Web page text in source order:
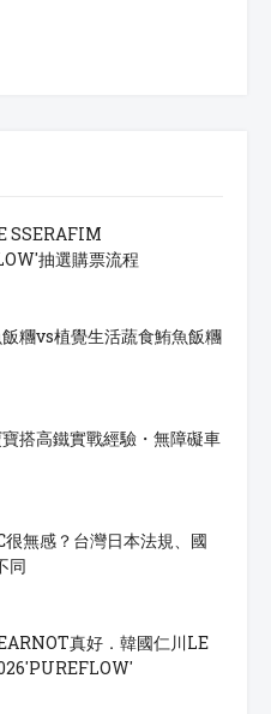
SSERAFIM
抽選購票流程
糰vs植覺生活蔬食鮪魚飯糰
搭高鐵實戰經驗・無障礙車
無感？台灣日本法規、國
同
真好．韓國仁川LE